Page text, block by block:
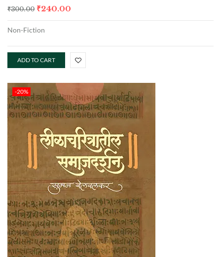
₹300.00 ₹240.00
Non-Fiction
ADD TO CART
-20%